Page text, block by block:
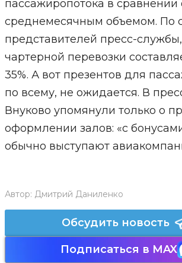
пассажиропотока в сравнении
среднемесячным объемом. По
представителей пресс-
чартерной перевозки
35%. А вот презентов для
по всему, не ожидается. В
Внуково упомянули только о
оформлении залов: «с
обычно выступают
Автор: Дмитрий Даниленко
Обсудить новость
Подписаться в MAX